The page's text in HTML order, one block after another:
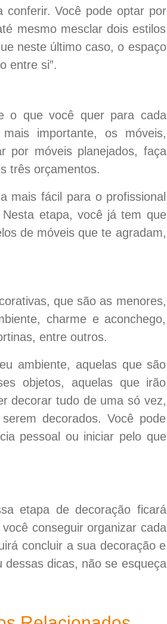
conferir. Você pode optar por
mesmo mesclar dois estilos
neste último caso, o espaço
entre si”.
o que você quer para cada
importante, os móveis,
por móveis planejados, faça
três orçamentos.
mais fácil para o profissional
etapa, você já tem que
de móveis que te agradam,
que são as menores,
charme e aconchego,
entre outros.
ambiente, aquelas que são
objetos, aquelas que irão
decorar tudo de uma só vez,
decorados. Você pode
pessoal ou iniciar pelo que
etapa de decoração ficará
conseguir organizar cada
concluir a sua decoração e
dicas, não se esqueça